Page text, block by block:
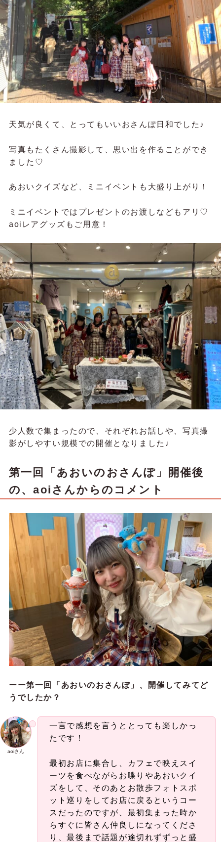
天気が良くて、とってもいいおさんぽ日和でした♪
写真もたくさん撮影して、思い出を作ることができ
ました♡
あおいクイズなど、ミニイベントも大盛り上がり！
ミニイベントではプレゼントのお渡しなどもアリ♡
aoiレアグッズもご用意！
少人数で集まったので、それぞれお話しや、写真撮
影がしやすい規模での開催となりました♩
第一回「あおいのおさんぽ」開催後
の、aoiさんからのコメント
ーー第一回「あおいのおさんぽ」、開催してみてど
うでしたか？
aoiさん
一言で感想を言うととっても楽しかっ
たです！
最初お店に集合し、カフェで映えスイ
ーツを食べながらお喋りやあおいクイ
ズをして、そのあとお散歩フォトスポ
ット巡りをしてお店に戻るというコー
スだったのですが、最初集まった時か
らすぐに皆さん仲良しになってくださ
り、最後まで話題が途切れずずっと盛